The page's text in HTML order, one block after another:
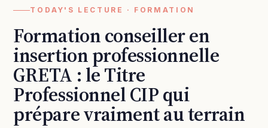
TODAY'S LECTURE · FORMATION
Formation conseiller en
insertion professionnelle
GRETA : le Titre
Professionnel CIP qui
prépare vraiment au terrain